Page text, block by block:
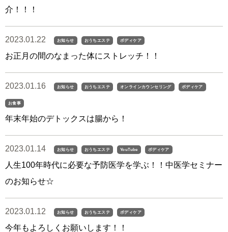
介！！！
2023.01.22 お知らせ おうちエステ ボディケア
お正月の間のなまった体にストレッチ！！
2023.01.16 お知らせ おうちエステ オンラインカウンセリング ボディケア
お食事
年末年始のデトックスは腸から！
2023.01.14 お知らせ おうちエステ YouTube ボディケア
人生100年時代に必要な予防医学を学ぶ！！中医学セミナー
のお知らせ☆
2023.01.12 お知らせ おうちエステ ボディケア
今年もよろしくお願いします！！